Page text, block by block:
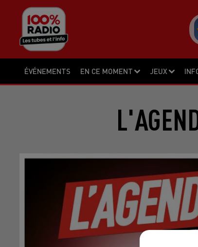
ÉVÉNEMENTS EN CE MOMENT JEUX